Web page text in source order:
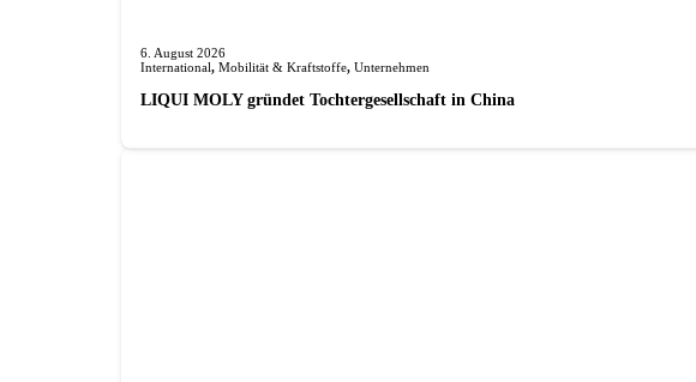
6. August 2026
International, Mobilität & Kraftstoffe, Unternehmen
LIQUI MOLY gründet Tochterge­sellschaft in China